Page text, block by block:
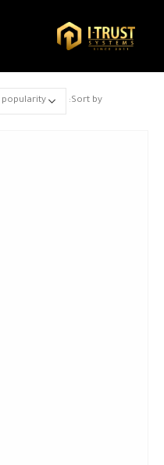
Sort by: